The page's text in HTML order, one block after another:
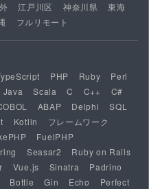
江戸川区 神奈川県
東海
フルリモート
PHP Ruby
Perl
Java Scala C C++
C#
ABAP Delphi
SQL
Kotlin
フレームワーク
FuelPHP
Seasar2
Ruby on Rails
Vue.js Sinatra
Padrino
Bottle Gin Echo
Perfect